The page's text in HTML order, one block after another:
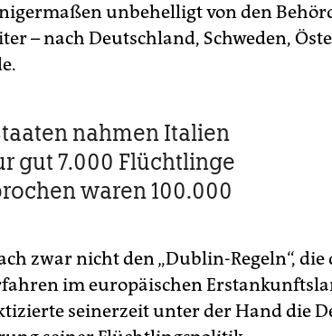
unbehelligt von den
– nach Deutschland, Schweden,
nahmen Italien
gut 7.000 Flüchtlinge
waren 100.000
zwar nicht den „Dublin-Regeln“,
im europäischen
seinerzeit unter der Hand die